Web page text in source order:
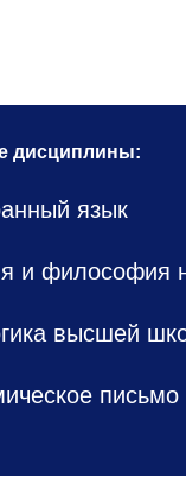
дисциплины:
язык
и философия
высшей
письмо